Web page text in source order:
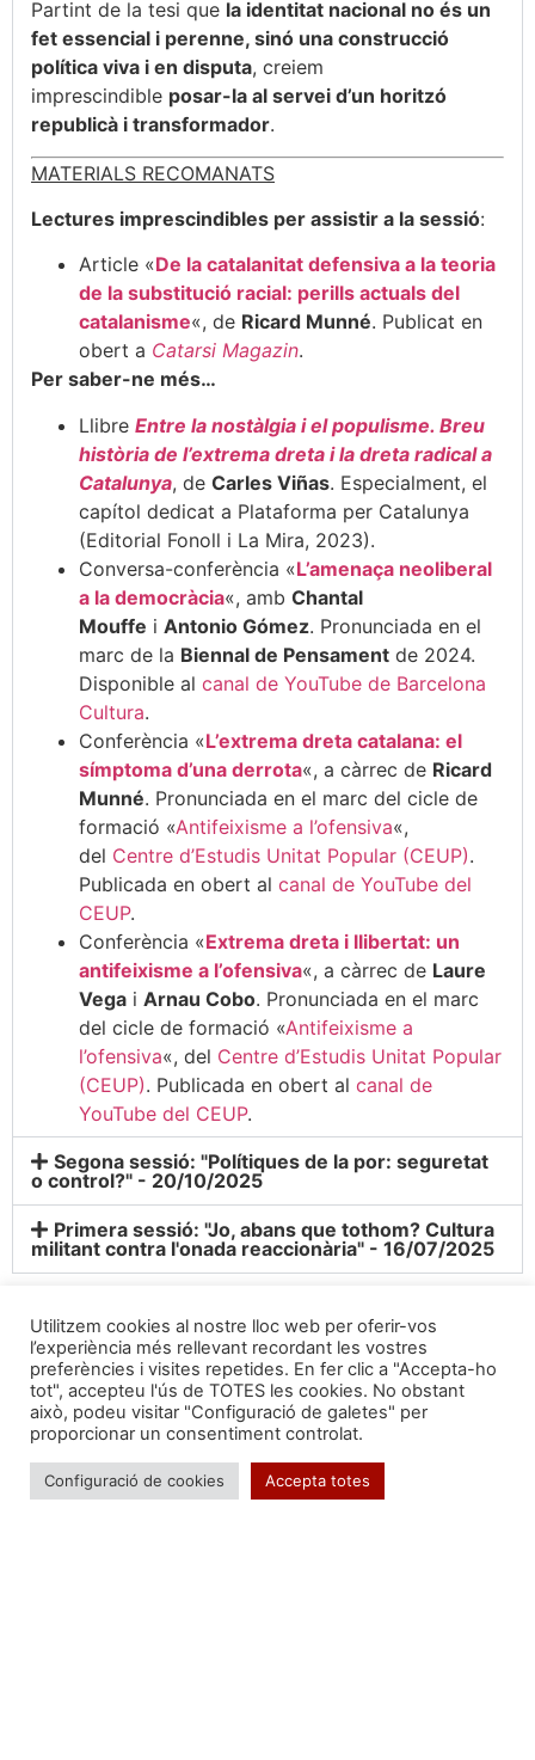
Partint de la tesi que la identitat nacional no és un
fet essencial i perenne, sinó una construcció
política viva i en disputa, creiem
imprescindible posar-la al servei d’un horitzó
republicà i transformador.
MATERIALS RECOMANATS
Lectures imprescindibles per assistir a la sessió:
Article «De la catalanitat defensiva a la teoria
de la substitució racial: perills actuals del
catalanisme«, de Ricard Munné. Publicat en
obert a Catarsi Magazin.
Per saber-ne més…
Llibre Entre la nostàlgia i el populisme. Breu
història de l’extrema dreta i la dreta radical a
Catalunya, de Carles Viñas. Especialment, el
capítol dedicat a Plataforma per Catalunya
(Editorial Fonoll i La Mira, 2023).
Conversa-conferència «L’amenaça neoliberal
a la democràcia«, amb Chantal
Mouffe i Antonio Gómez. Pronunciada en el
marc de la Biennal de Pensament de 2024.
Disponible al canal de YouTube de Barcelona
Cultura.
Conferència «L’extrema dreta catalana: el
símptoma d’una derrota«, a càrrec de Ricard
Munné. Pronunciada en el marc del cicle de
formació «Antifeixisme a l’ofensiva«,
del Centre d’Estudis Unitat Popular (CEUP).
Publicada en obert al canal de YouTube del
CEUP.
Conferència «Extrema dreta i llibertat: un
antifeixisme a l’ofensiva«, a càrrec de Laure
Vega i Arnau Cobo. Pronunciada en el marc
del cicle de formació «Antifeixisme a
l’ofensiva«, del Centre d’Estudis Unitat Popular
(CEUP). Publicada en obert al canal de
YouTube del CEUP.
Segona sessió: "Polítiques de la por: seguretat
o control?" - 20/10/2025
Primera sessió: "Jo, abans que tothom? Cultura
militant contra l'onada reaccionària" - 16/07/2025
Segueix-nos a:
Formem part de:
Utilitzem cookies al nostre lloc web per oferir-vos
l’experiència més rellevant recordant les vostres
preferències i visites repetides. En fer clic a "Accepta-ho
tot", accepteu l'ús de TOTES les cookies. No obstant
això, podeu visitar "Configuració de galetes" per
proporcionar un consentiment controlat.
Configuració de cookies Accepta totes